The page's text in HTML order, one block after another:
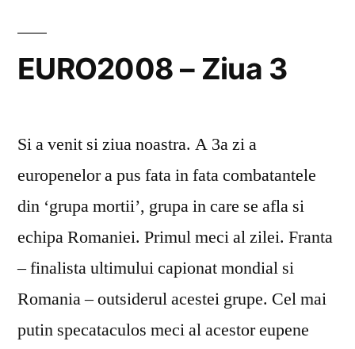
EURO2008 – Ziua 3
Si a venit si ziua noastra. A 3a zi a
europenelor a pus fata in fata combatantele
din ‘grupa mortii’, grupa in care se afla si
echipa Romaniei. Primul meci al zilei. Franta
– finalista ultimului capionat mondial si
Romania – outsiderul acestei grupe. Cel mai
putin specataculos meci al acestor eupene